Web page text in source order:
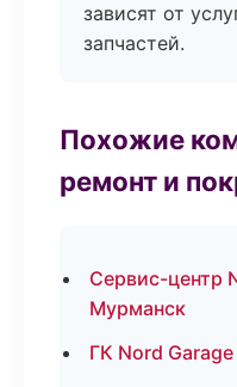
зависят от
запчастей.
Похожие
ремонт и
Сервис-центр
Мурманск
ГК Nord